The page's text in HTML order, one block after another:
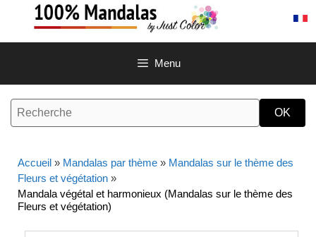
contenu
Menu
Accueil » Mandalas par thème » Mandalas sur le thème des
Fleurs et végétation »
Mandala végétal et harmonieux (Mandalas sur le thème des
Fleurs et végétation)